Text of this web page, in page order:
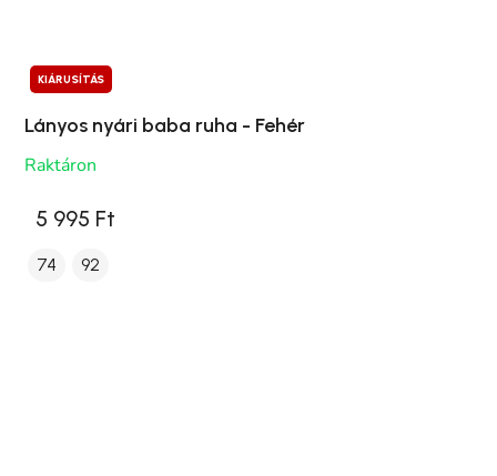
KIÁRUSÍTÁS
Lányos nyári baba ruha - Fehér
Raktáron
5 995 Ft
74 92